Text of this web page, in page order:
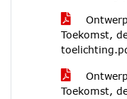
Toekomst,
Toekomst,